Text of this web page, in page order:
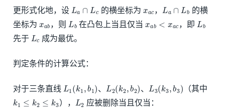
更形式化地，设 L c 的横坐标为 ， L b
的横
坐标为
，则 L 在凸包上当且仅当 ，即 L
先于 L 成为最优。
判定条件的计算公式：
对于三条直线 L (k b 1) 、 L (k b 2) 、 L (k b 3) （其中
k k 2 3 ）， L 应被删除当且仅当：